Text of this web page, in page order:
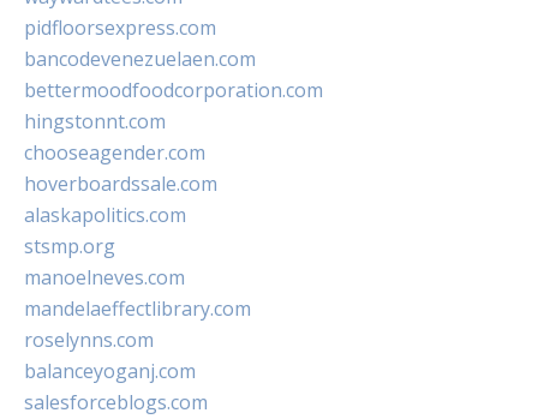
pidfloorsexpress.com
bancodevenezuelaen.com
bettermoodfoodcorporation.com
hingstonnt.com
chooseagender.com
hoverboardssale.com
alaskapolitics.com
stsmp.org
manoelneves.com
mandelaeffectlibrary.com
roselynns.com
balanceyoganj.com
salesforceblogs.com